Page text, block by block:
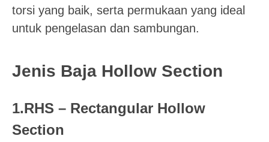
torsi yang baik, serta permukaan yang ideal
untuk pengelasan dan sambungan.
Jenis Baja Hollow Section
1.RHS – Rectangular Hollow
Section